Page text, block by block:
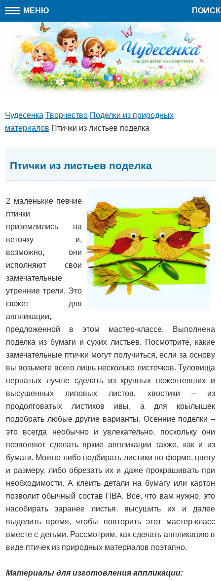
МЕНЮ ПОИСК
Чудесенка Творчество Поделки из природных
материалов Птички из листьев поделка
Птички из листьев поделка
2 маленькие певчие
птички
приземлились на
веточку и,
возможно, они
исполняют свои
замечательные
утренние трели. Это
сюжет для
аппликации,
предложенной в этом мастер-классе. Выполнена
поделка из бумаги и сухих листьев. Посмотрите, какие
замечательные птички могут получиться, если за основу
вы возьмете всего лишь несколько листочков. Туловища
пернатых лучше сделать из крупных пожелтевших и
высушенных липовых листов, хвостики – из
продолговатых листиков ивы, а для крылышек
подобрать любые другие варианты. Осенние поделки –
это всегда необычно и увлекательно, поскольку они
позволяют сделать яркие аппликации также, как и из
бумаги. Можно либо подбирать листики по форме, цвету
и размеру, либо обрезать их и даже прокрашивать при
необходимости. А клеить детали на бумагу или картон
позволит обычный состав ПВА. Все, что вам нужно, это
насобирать заранее листья, высушить их и далее
выделить время, чтобы повторить этот мастер-класс
вместе с детьми. Рассмотрим, как сделать аппликацию в
виде птичек из природных материалов поэтапно.
Материалы для изготовления аппликации: